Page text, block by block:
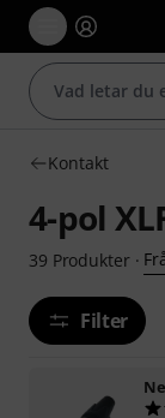
Kontakt
4-pol
39 Produkter·
Filter